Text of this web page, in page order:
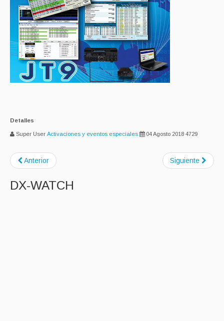
Detalles
Super User Activaciones y eventos especiales 04 Agosto 2018 4729
Anterior Siguiente
DX-WATCH